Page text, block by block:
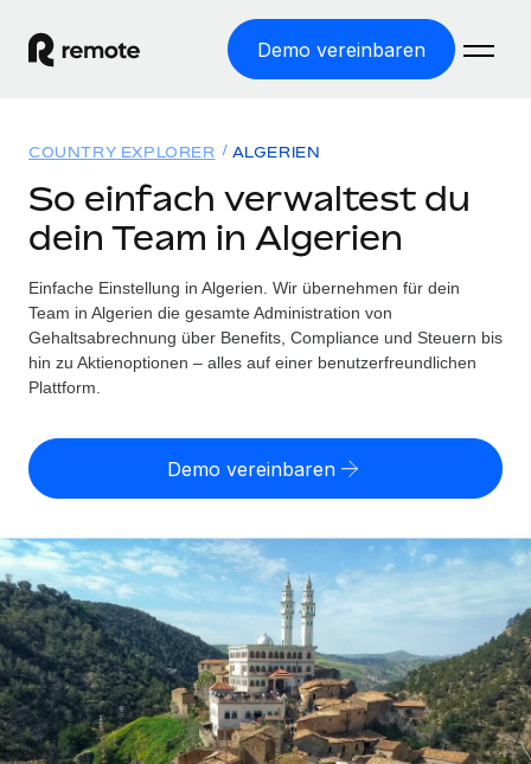
Demo vereinbaren
WELTWEITE BESCHÄFTIGUNG
Globale Payroll
Einfache, rechtssicher Payroll
Employer of Record
Weltweites Wachstum ohne Kosten für Niederlassungen
Contractor of Record
Rechtssichere, weltweite Arbeit mit Freelancer:innen
Globales Onboarding und Verwalten von
Freelancer:innen
PEO
Auslagern von komplexen HR-Aufgaben
INFRASTRUKTUR
Lösungen
WELTWEITE ABDECKUNG
Country Explorer
Länderspezifische Unterstützung bei der Einstellung
Einfache Einstellung in allen US-Bundesstaaten
WACHSTUMSPHASE
Startups
Agile HR- und Payroll-Lösungen für wachsende
Unternehmen
Mittelstand
Ressourcen
TOOLS UND RECHNER
Scheinselbstständigkeitsrisiko berechnen
Personalkostenrechner
Gesamtbeschäftigungskosten
Honorarzahlungen berechnen
Informationen zu möglichen Währungen und
Abwicklungsfristen für globale Freelancer:innen
LERNEN MIT REMOTE
Preise
Nederlands
Français
Deutsch
Español
Anmelden
COUNTRY EXPLORER ALGERIEN
So einfach verwaltest du
dein Team in Algerien
Einfache Einstellung in Algerien. Wir übernehmen für dein
Team in Algerien die gesamte Administration von
Gehaltsabrechnung über Benefits, Compliance und Steuern bis
hin zu Aktienoptionen – alles auf einer benutzerfreundlichen
Plattform.
Demo vereinbaren